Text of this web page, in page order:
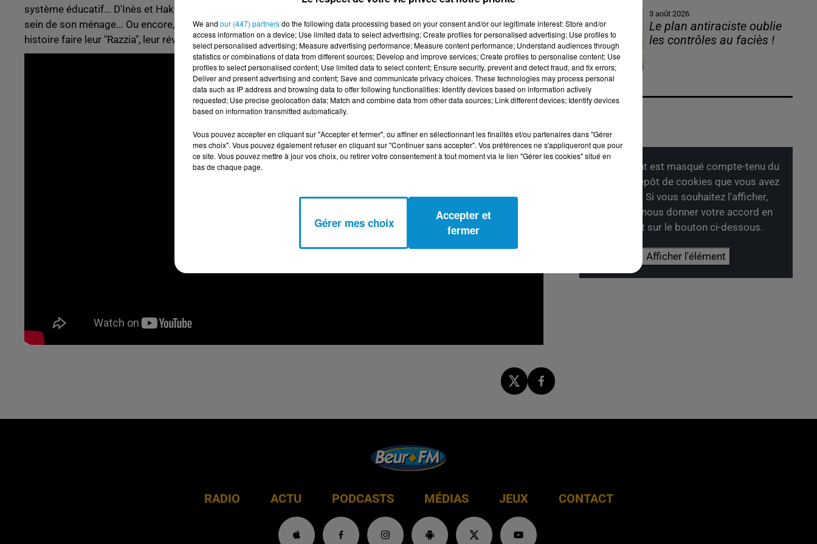
système éducatif... D'Inès et Hakim, adolescente et jeune gamin confrontés à la société... Salima, malheureuse au
sein de son ménage... Ou encore, Joseph, restaurateur juif confronté à l'antisémitisme. Tous vont, chacun avec leur
histoire faire leur "Razzia", leur révolution.
3 août 2026
Le plan antiraciste oublie
les contrôles au faciès !
Cet élément est masqué compte-tenu du
refus du dépôt de cookies que vous avez
exprimé. Si vous souhaitez l'afficher,
merci de nous donner votre accord en
cliquant sur le bouton ci-dessous.
Afficher l'élément
RADIO ACTU PODCASTS MÉDIAS JEUX CONTACT
We and our (447) partnersdo the following data processing based on your consent and/or our legitimate interest: Store and/or
access information on a device; Use limited data to select advertising; Create profiles for personalised advertising; Use profiles to
select personalised advertising; Measure advertising performance; Measure content performance; Understand audiences through
statistics or combinations of data from different sources; Develop and improve services; Create profiles to personalise content; Use
profiles to select personalised content; Use limited data to select content; Ensure security, prevent and detect fraud, and fix errors;
Deliver and present advertising and content; Save and communicate privacy choices. These technologies may process personal
data such as IP address and browsing data to offer following functionalities: Identify devices based on information actively
requested; Use precise geolocation data; Match and combine data from other data sources; Link different devices; Identify devices
based on information transmitted automatically.
Vous pouvez accepter en cliquant sur "Accepter et fermer", ou affiner en sélectionnant les finalités et/ou partenaires dans "Gérer
mes choix". Vous pouvez également refuser en cliquant sur "Continuer sans accepter". Vos préférences ne s'appliqueront que pour
ce site. Vous pouvez mettre à jour vos choix, ou retirer votre consentement à tout moment via le lien "Gérer les cookies" situé en
bas de chaque page.
Gérer mes choix
Accepter et
fermer